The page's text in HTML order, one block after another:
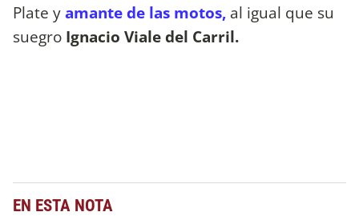
Plate yamante de las motos, al igual que su
suegro Ignacio Viale del Carril.
EN ESTA NOTA